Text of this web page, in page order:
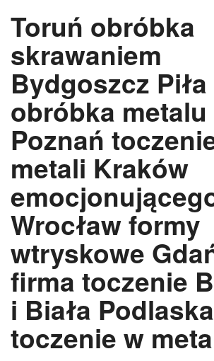
Toruń obróbka
skrawaniem
Bydgoszcz Piła
obróbka metalu
Poznań
metali Kraków
Wrocław formy
wtryskowe
firma toczenie
i Biała Podlaska
toczenie w